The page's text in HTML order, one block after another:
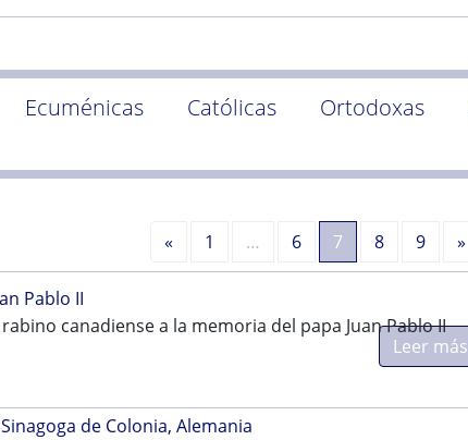
Ecuménicas Católicas Ortodoxas
« Anterior
1 … 6 7 8 9 »
Pablo II
canadiense a la memoria del papa Juan Pablo II
Leer más
de Colonia, Alemania